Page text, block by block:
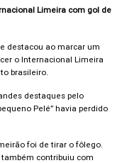
Limeira com gol de
destacou ao marcar um
o Internacional Limeira
brasileiro.
destaques pelo
Pelé” havia perdido
foi de tirar o fôlego.
contribuiu com